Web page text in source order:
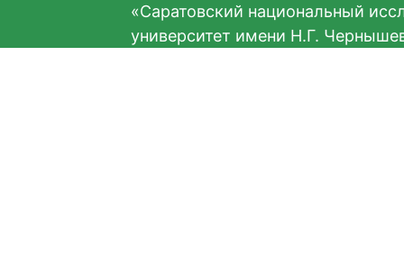
«Саратовский национальный
университет имени Н.Г.